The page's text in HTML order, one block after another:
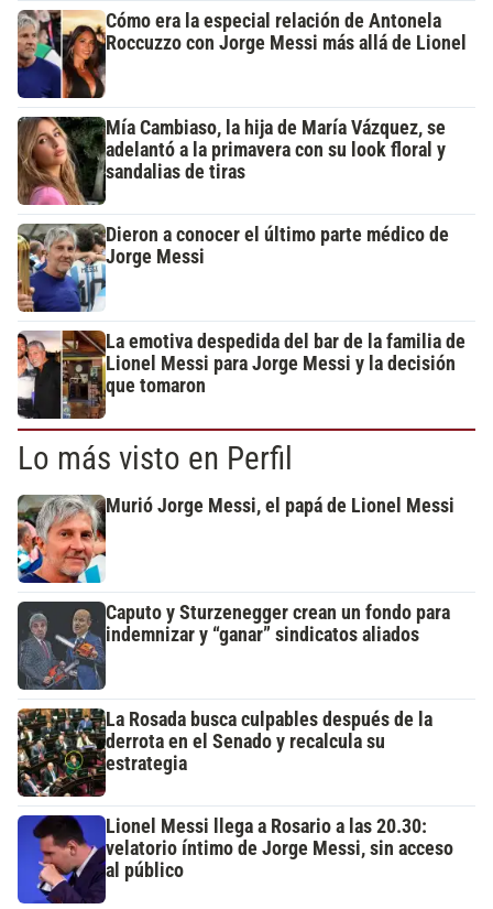
Cómo era la especial relación de Antonela
Roccuzzo con Jorge Messi más allá de Lionel
Mía Cambiaso, la hija de María Vázquez, se
adelantó a la primavera con su look floral y
sandalias de tiras
Dieron a conocer el último parte médico de
Jorge Messi
La emotiva despedida del bar de la familia de
Lionel Messi para Jorge Messi y la decisión
que tomaron
Lo más visto en Perfil
Murió Jorge Messi, el papá de Lionel Messi
Caputo y Sturzenegger crean un fondo para
indemnizar y “ganar” sindicatos aliados
La Rosada busca culpables después de la
derrota en el Senado y recalcula su
estrategia
Lionel Messi llega a Rosario a las 20.30:
velatorio íntimo de Jorge Messi, sin acceso
al público